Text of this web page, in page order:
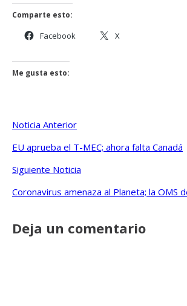
Comparte esto:
Facebook X
Me gusta esto:
Navegación
de
entradas
Noticia Anterior
EU aprueba el T-MEC; ahora falta Canadá
Siguiente Noticia
Coronavirus amenaza al Planeta; la OMS
Deja un comentario